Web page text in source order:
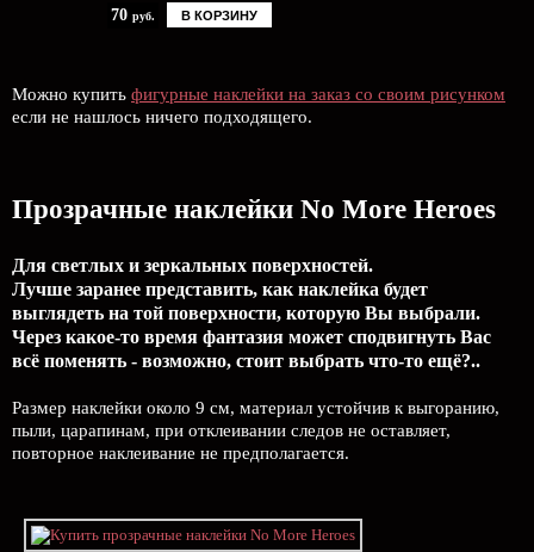
70 руб. В КОРЗИНУ
Можно купить фигурные наклейки на заказ со своим рисунком
если не нашлось ничего подходящего.
Прозрачные наклейки No More Heroes
Для светлых и зеркальных поверхностей.
Лучше заранее представить, как наклейка будет
выглядеть на той поверхности, которую Вы выбрали.
Через какое-то время фантазия может сподвигнуть Вас
всё поменять - возможно, стоит выбрать что-то ещё?..
Размер наклейки около 9 см, материал устойчив к выгоранию,
пыли, царапинам, при отклеивании следов не оставляет,
повторное наклеивание не предполагается.